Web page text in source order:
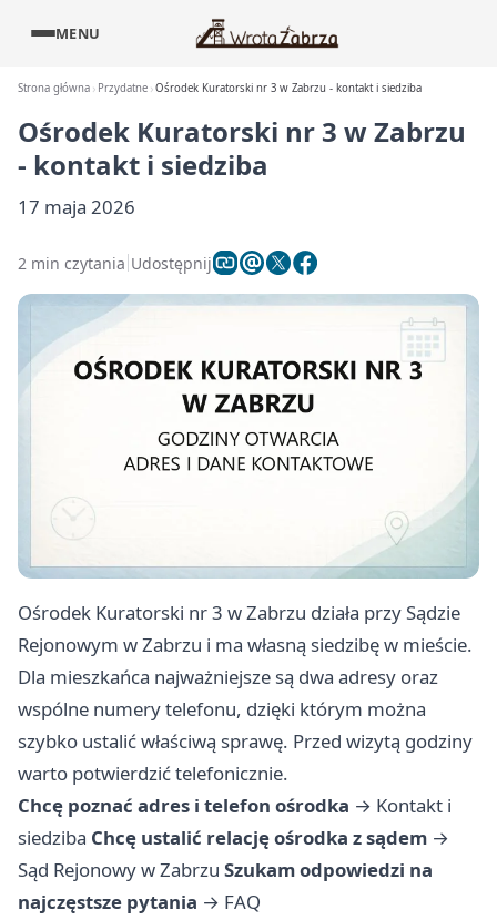
MENU
Strona główna Przydatne Ośrodek Kuratorski nr 3 w Zabrzu - kontakt i siedziba
Ośrodek Kuratorski nr 3 w Zabrzu
- kontakt i siedziba
17 maja 2026
2 min czytania Udostępnij
Ośrodek Kuratorski nr 3 w Zabrzu działa przy Sądzie
Rejonowym w Zabrzu i ma własną siedzibę w mieście.
Dla mieszkańca najważniejsze są dwa adresy oraz
wspólne numery telefonu, dzięki którym można
szybko ustalić właściwą sprawę. Przed wizytą godziny
warto potwierdzić telefonicznie.
Chcę poznać adres i telefon ośrodka → Kontakt i
siedziba Chcę ustalić relację ośrodka z sądem →
Sąd Rejonowy w Zabrzu Szukam odpowiedzi na
najczęstsze pytania → FAQ